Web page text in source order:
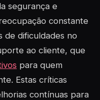
segurança e
constante
de dificuldades no
ao cliente, que
para quem
Estas críticas
contínuas para